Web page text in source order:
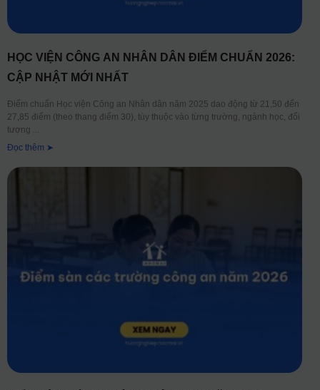
HỌC VIỆN CÔNG AN NHÂN DÂN ĐIỂM CHUẨN 2026:
CẬP NHẬT MỚI NHẤT
Điểm chuẩn Học viện Công an Nhân dân năm 2025 dao động từ 21,50 đến
27,85 điểm (theo thang điểm 30), tùy thuộc vào từng trường, ngành học, đối
tượng
Đọc thêm ➤